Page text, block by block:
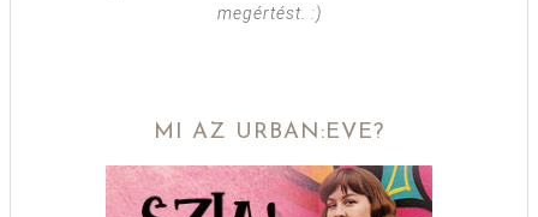
megértést. :)
MI AZ URBAN:EVE?